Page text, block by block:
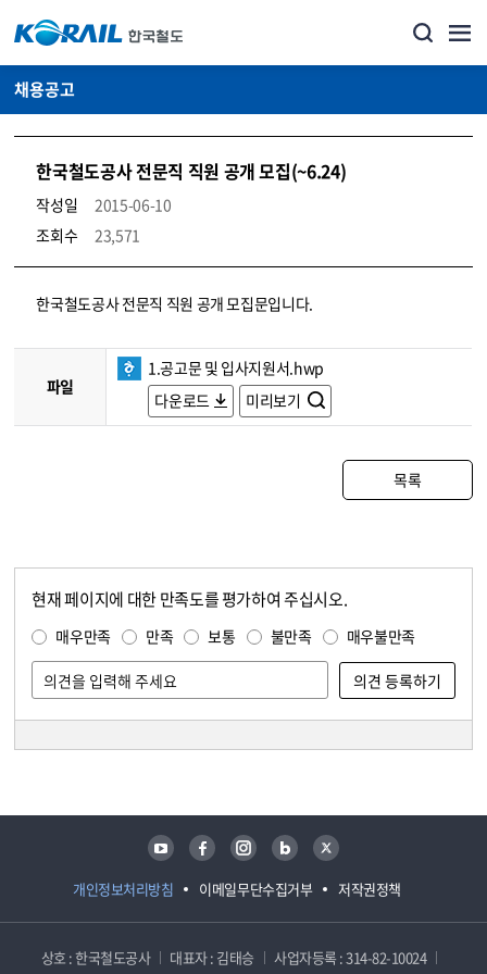
채용공고
한국철도공사 전문직 직원 공개 모집(~6.24)
작성일
2015-06-10
조회수
23,571
코레일소개_경영공시_채용공고 상세보기 – 내용, 파일, 담당자 연락처로 구성
한국철도공사 전문직 직원 공개 모집문입니다.
파일
1.공고문 및 입사지원서.hwp
다운로드
미리보기
목록
현재 페이지에 대한 만족도를 평가하여 주십시오.
매우만족 만족 보통 불만족 매우불만족
개인정보처리방침 이메일무단수집거부 저작권정책
유튜브 페이스북 인스타그램 블로그 트위터
상호 : 한국철도공사 대표자 : 김태승
사업자등록 : 314-82-10024